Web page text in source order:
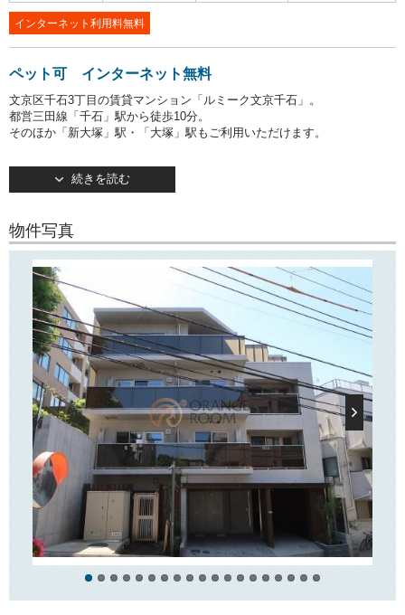
インターネット利用料無料
ペット可 インターネット無料
文京区千石3丁目の賃貸マンション「ルミーク文京千石」。
都営三田線「千石」駅から徒歩10分。
そのほか「新大塚」駅・「大塚」駅もご利用いただけます。
2024年5月竣工・地上5階建て。
TVモニターつきオートロックや宅配ボックスなど、安心してお住まいい
他にも駐輪場やバイク置き場がございます。
ペット可の物件ですので大切な家族とお住まい頂くことが可能です。
また、インターネット利用料無料のため月々の費用を節約できます。
周辺情報
徒歩10分圏内にスーパー「サミット」や「ライフ」、コンビニ「セブン
イレブン」があり
日々のお買い物に便利です！
「東京健生病院」もすぐ近くにございますので体調不良等で通院される
際の負担が
少ないかと思います。
続きを読む
物件写真